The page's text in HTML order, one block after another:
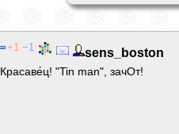
1 1 sens_boston
Красаве́ц! "Tin man", зачОт!